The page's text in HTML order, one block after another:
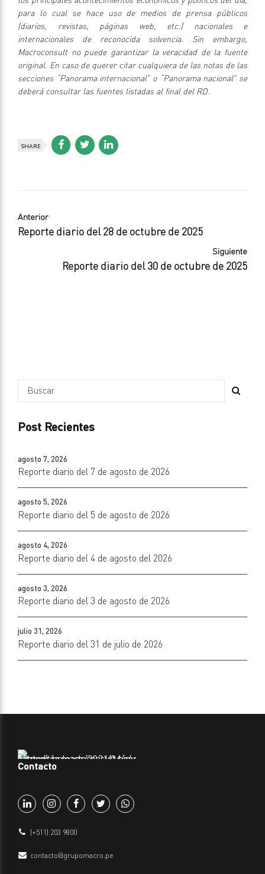
para lo cual se hace uso de medios de prensa públicos
(diarios, revistas, páginas web, etc.) nacionales e
internacionales de reconocida solvencia. Sin embargo,
Macroconsult no puede garantizar la veracidad de la fuente
original. En caso de querer citar cualquiera de las notas de las
secciones “Panorama internacional” o “Panorama nacional” se
deberá consultar las fuentes listadas al final del RD.
SHARE
Anterior
Reporte diario del 28 de octubre de 2025
Siguiente
Reporte diario del 30 de octubre de 2025
Post Recientes
agosto 7, 2026
Reporte diario del 7 de agosto de 2026
agosto 5, 2026
Reporte diario del 5 de agosto de 2026
agosto 4, 2026
Reporte diario del 4 de agosto del 2026
agosto 3, 2026
Reporte diario del 3 de agosto de 2026
julio 31, 2026
Reporte diario del 31 de julio de 2026
Contacto
(+511) 203 9800
contacto@grupomacro.pe